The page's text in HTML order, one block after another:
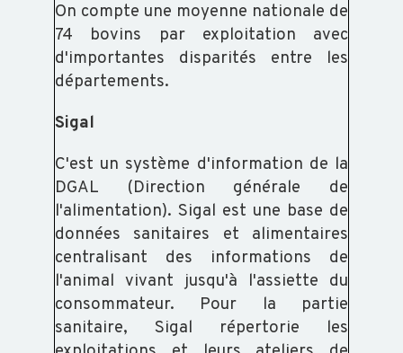
On compte une moyenne nationale de
74 bovins par exploitation avec
d'importantes disparités entre les
départements.
Sigal
C'est un système d'information de la
DGAL (Direction générale de
l'alimentation). Sigal est une base de
données sanitaires et alimentaires
centralisant des informations de
l'animal vivant jusqu'à l'assiette du
consommateur. Pour la partie
sanitaire, Sigal répertorie les